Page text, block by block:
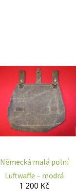
Německá malá polní
Luftwaffe – modrá
1 200 Kč